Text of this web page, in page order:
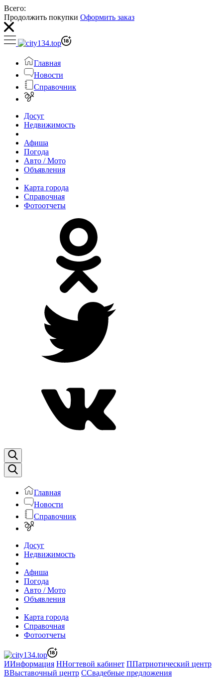
Всего:
Продолжить покупки Оформить заказ
Главная
Новости
Справочник
Досуг
Недвижимость
Афиша
Погода
Авто / Мото
Объявления
Карта города
Справочная
Фотоотчеты
Главная
Новости
Справочник
Досуг
Недвижимость
Афиша
Погода
Авто / Мото
Объявления
Карта города
Справочная
Фотоотчеты
ИИнформация ННогтевой кабинет ППатриотический центр
ВВыставочный центр ССвадебные предложения